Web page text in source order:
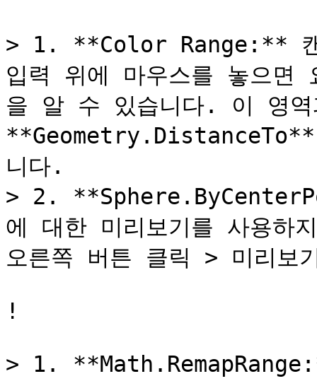
> 1. **Color Range:** 캔
입력 위에 마우스를 놓으면
을 알 수 있습니다. 이 영역
**Geometry.DistanceTo**
니다.
> 2.
에 대한 미리보기를 사용하
오른쪽 버튼 클릭 > 미리보
!
> 1.